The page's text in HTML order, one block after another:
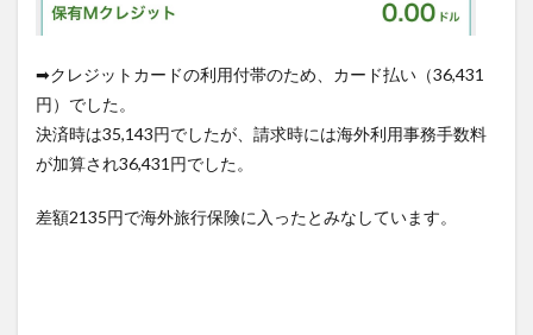
➡クレジットカードの利用付帯のため、カード払い（36,431
円）でした。
決済時は35,143円でしたが、請求時には海外利用事務手数料
が加算され36,431円でした。
差額2135円で海外旅行保険に入ったとみなしています。